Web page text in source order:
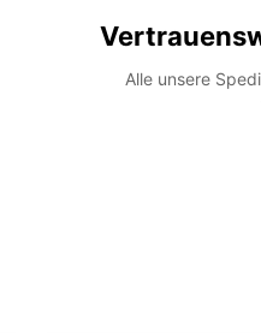
Alle unsere